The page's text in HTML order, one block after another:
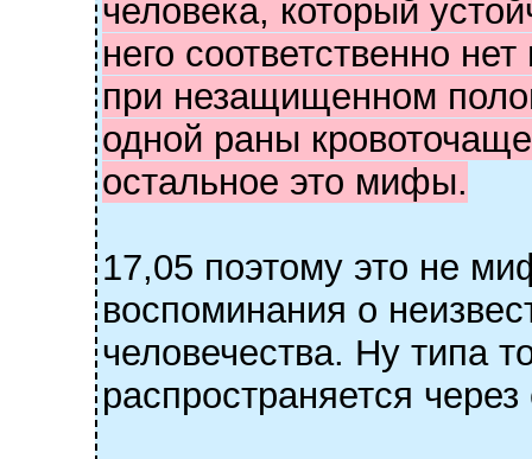
человека, который
него соответственно
при незащищенном
одной раны
остальное это мифы.
17,05 поэтому это не
воспоминания о
человечества. Ну типа
распространяется